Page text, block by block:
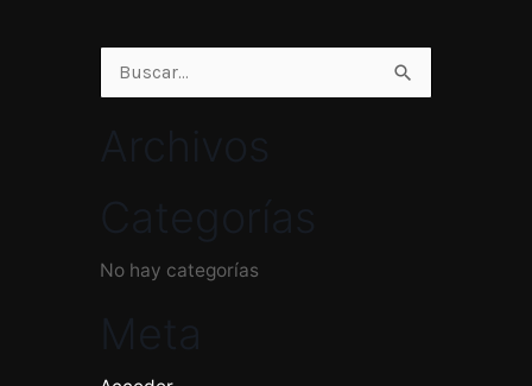
Buscar
No hay categorías